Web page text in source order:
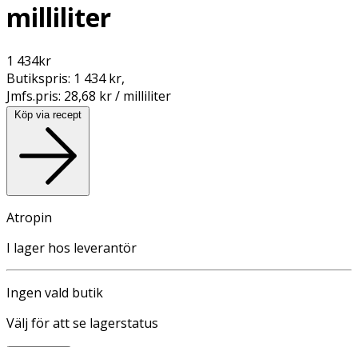
milliliter
1 434kr
Butikspris: 1 434 kr,
Jmfs.pris: 28,68 kr / milliliter
Köp via recept
Atropin
I lager hos leverantör
Ingen vald butik
Välj för att se lagerstatus